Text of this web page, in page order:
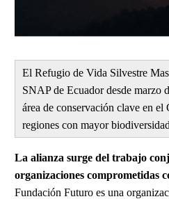
El Refugio de Vida Silvestre
SNAP de Ecuador desde marzo
área de conservación clave en
regiones con mayor
La alianza surge del trabajo
organizaciones comprometidas
Fundación Futuro es una